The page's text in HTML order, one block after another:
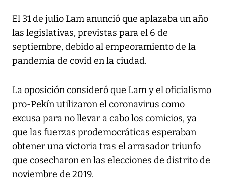
El 31 de julio Lam anunció que aplazaba un año
las legislativas, previstas para el 6 de
septiembre, debido al empeoramiento de la
pandemia de covid en la ciudad.
La oposición consideró que Lam y el oficialismo
pro-Pekín utilizaron el coronavirus como
excusa para no llevar a cabo los comicios, ya
que las fuerzas prodemocráticas esperaban
obtener una victoria tras el arrasador triunfo
que cosecharon en las elecciones de distrito de
noviembre de 2019.